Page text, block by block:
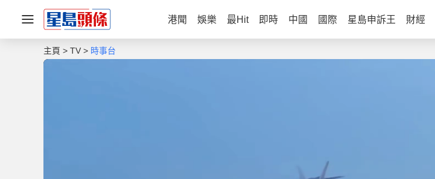
港聞 娛樂 最Hit 即時 中國 國際 星島申訴王 財經
主頁 TV 時事台